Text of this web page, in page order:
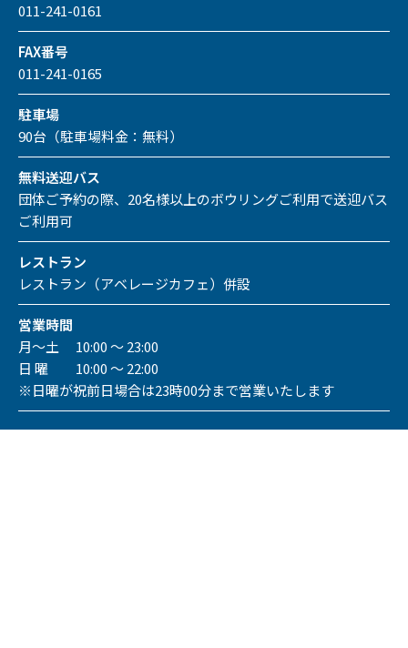
011-241-0161
FAX番号
011-241-0165
駐車場
90台（駐車場料金：無料）
無料送迎バス
団体ご予約の際、20名様以上のボウリングご利用で送迎バス
ご利用可
レストラン
レストラン（アベレージカフェ）併設
営業時間
月～土 10:00 ～ 23:00
日 曜 10:00 ～ 22:00
※日曜が祝前日場合は23時00分まで営業いたします